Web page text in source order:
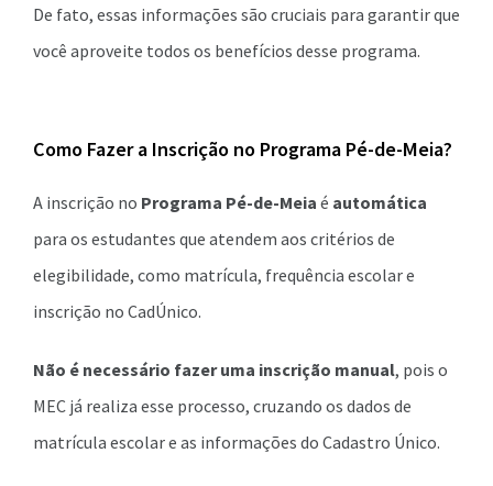
De fato, essas informações são cruciais para garantir que
você aproveite todos os benefícios desse programa.
Como Fazer a Inscrição no Programa Pé-de-Meia?
A inscrição no Programa Pé-de-Meia é automática
para os estudantes que atendem aos critérios de
elegibilidade, como matrícula, frequência escolar e
inscrição no CadÚnico.
Não é necessário fazer uma inscrição manual, pois o
MEC já realiza esse processo, cruzando os dados de
matrícula escolar e as informações do Cadastro Único.